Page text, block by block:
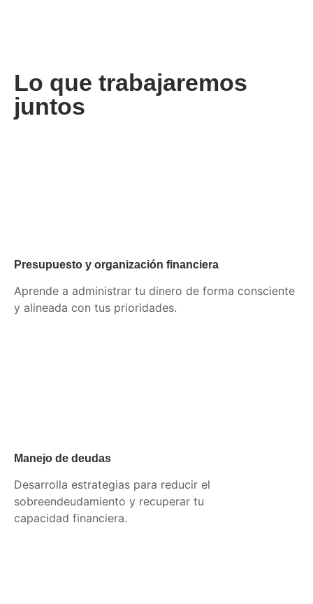
Lo que trabajaremos
juntos
Presupuesto y organización financiera
Aprende a administrar tu dinero de forma consciente
y alineada con tus prioridades.
Manejo de deudas
Desarrolla estrategias para reducir el
sobreendeudamiento y recuperar tu
capacidad financiera.